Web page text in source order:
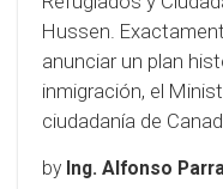
Hussen.
anunciar un plan
inmigración, el
ciudadanía de
by Ing. Alfonso